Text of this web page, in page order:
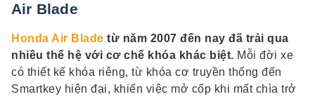
Air Blade
Honda Air Blade từ năm 2007 đến nay đã trải qua
nhiều thế hệ với cơ chế khóa khác biệt. Mỗi đời xe
có thiết kế khóa riêng, từ khóa cơ truyền thống đến
Smartkey hiện đại, khiến việc mở cốp khi mất chìa trở